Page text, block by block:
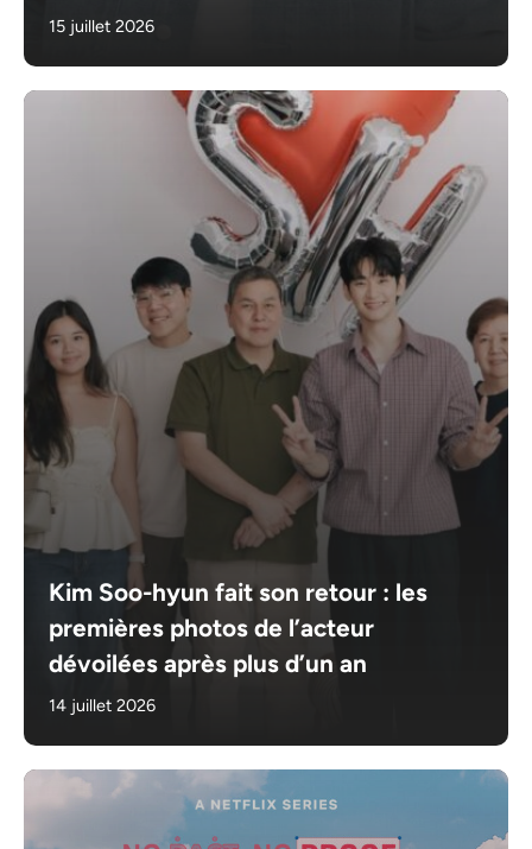
15 juillet 2026
Kim Soo-hyun fait son retour : les
premières photos de l’acteur
dévoilées après plus d’un an
14 juillet 2026